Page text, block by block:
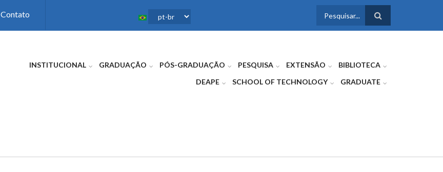
Contato
FORMULÁRIO
INSTITUCIONAL GRADUAÇÃO PÓS-GRADUAÇÃO PESQUISA EXTENSÃO
BIBLIOTECA
DEAPE
SCHOOL OF TECHNOLOGY GRADUATE